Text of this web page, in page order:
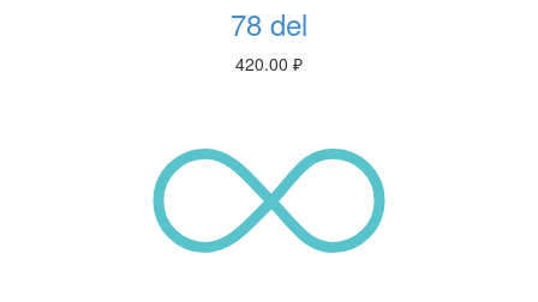
78 del
420.00 ₽